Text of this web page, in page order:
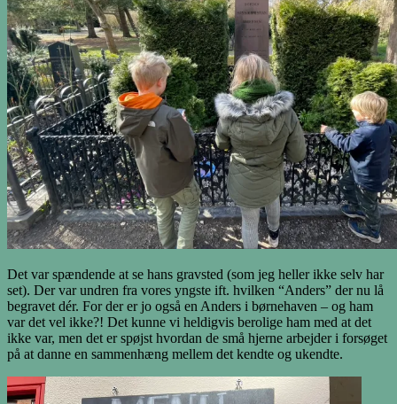
Det var spændende at se hans gravsted (som jeg heller ikke selv har
set). Der var undren fra vores yngste ift. hvilken “Anders” der nu lå
begravet dér. For der er jo også en Anders i børnehaven – og ham
var det vel ikke?! Det kunne vi heldigvis berolige ham med at det
ikke var, men det er spøjst hvordan de små hjerne arbejder i forsøget
på at danne en sammenhæng mellem det kendte og ukendte.